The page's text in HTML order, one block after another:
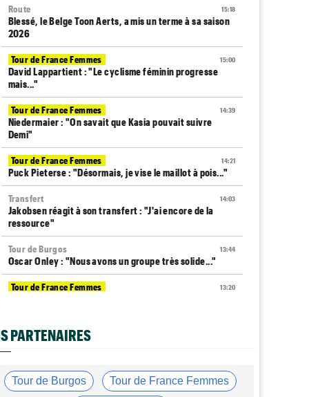
15:18
Route
Blessé, le Belge Toon Aerts, a mis un terme à sa saison
2026
15:00
Tour de France Femmes
David Lappartient : "Le cyclisme féminin progresse
mais..."
14:39
Tour de France Femmes
Niedermaier : "On savait que Kasia pouvait suivre
Demi"
14:21
Tour de France Femmes
Puck Pieterse : "Désormais, je vise le maillot à pois..."
14:03
Transfert
Jakobsen réagit à son transfert : "J'ai encore de la
ressource"
13:44
Tour de Burgos
Oscar Onley : "Nous avons un groupe très solide..."
13:20
Tour de France Femmes
Transfert
Le Mercato vélo est ouvert... voici toutes les dernières
12:37
Média
PARTENAIRES
Tour de Burgos Tour de France Femmes